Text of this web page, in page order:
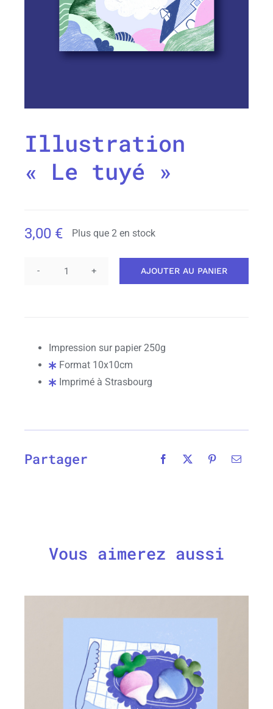
Illustration
« Le tuyé »
3,00 € Plus que 2 en stock
tuyé"
AJOUTER AU PANIER
Impression sur papier 250g
Format 10x10cm
Imprimé à Strasbourg
Partager
Vous aimerez aussi